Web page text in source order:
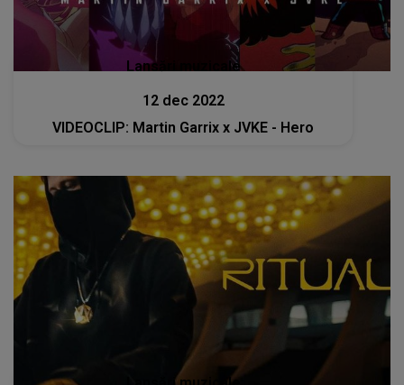
Lansări muzicale
12 dec 2022
VIDEOCLIP: Martin Garrix x JVKE - Hero